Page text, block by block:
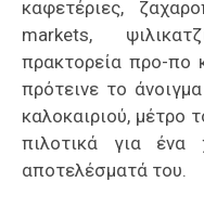
καφετέριες,
markets,
πρακτορεία προ-πο
πρότεινε το
καλοκαιριού, μέτρο
πιλοτικά για
αποτελέσματά του.